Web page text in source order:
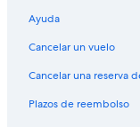
Ayuda
Cancelar un vuelo
Cancelar una reserva
Plazos de reembolso